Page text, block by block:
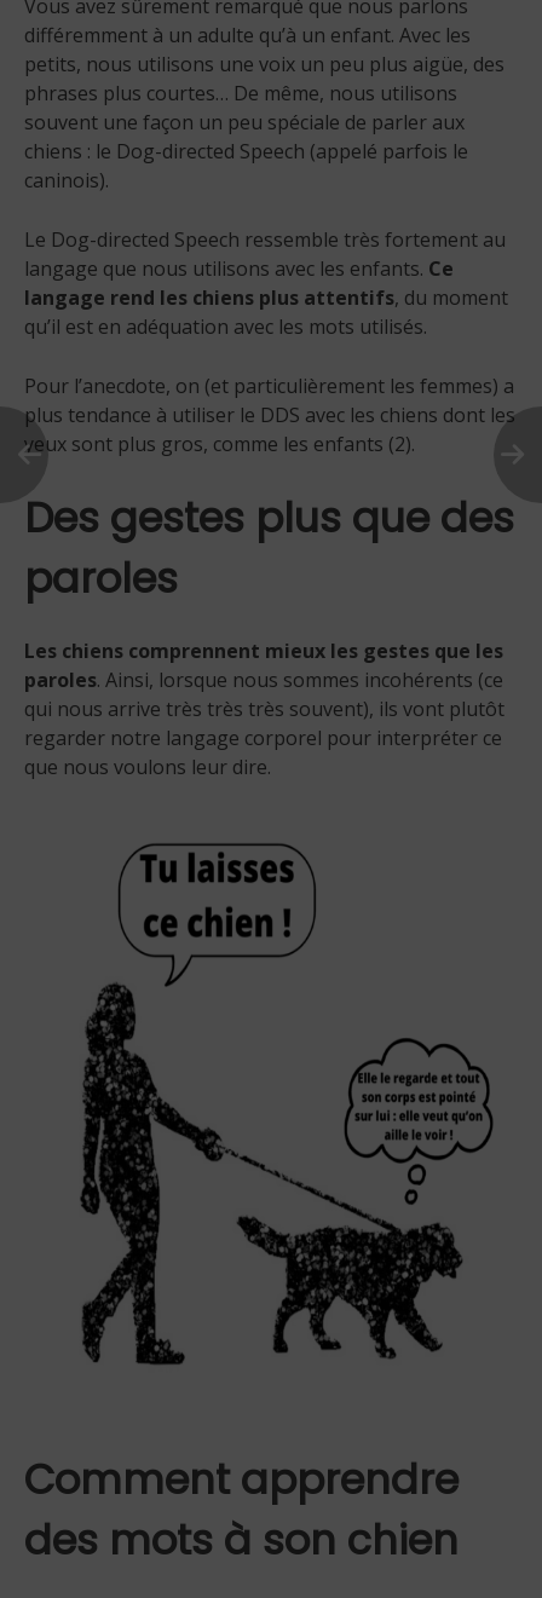
Vous avez sûrement remarqué que nous parlons
différemment à un adulte qu’à un enfant. Avec les
petits, nous utilisons une voix un peu plus aigüe, des
phrases plus courtes… De même, nous utilisons
souvent une façon un peu spéciale de parler aux
chiens : le Dog-directed Speech (appelé parfois le
caninois).
Le Dog-directed Speech ressemble très fortement au
langage que nous utilisons avec les enfants. Ce
langage rend les chiens plus attentifs, du moment
qu’il est en adéquation avec les mots utilisés.
Pour l’anecdote, on (et particulièrement les femmes) a
plus tendance à utiliser le DDS avec les chiens dont les
yeux sont plus gros, comme les enfants (2).
Des gestes plus que des
paroles
Les chiens comprennent mieux les gestes que les
paroles. Ainsi, lorsque nous sommes incohérents (ce
qui nous arrive très très très souvent), ils vont plutôt
regarder notre langage corporel pour interpréter ce
que nous voulons leur dire.
Comment apprendre
des mots à son chien